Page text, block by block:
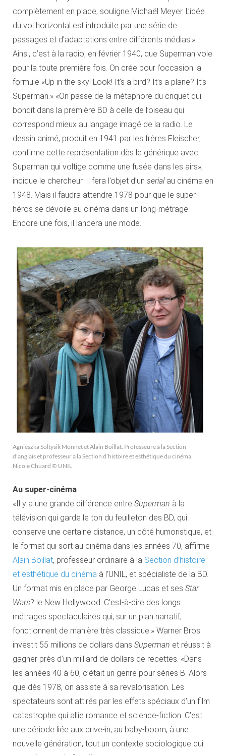
complètement en place, souligne Michaël Meyer. L’idée
du vol horizontal est introduite par une série de
passages et d’adaptations entre différents médias.»
Ainsi, c’est à la radio, en février 1940, que Superman vole
pour la toute première fois. On crée pour l’occasion la
formule «Up in the sky! Look! It’s a bird? It’s a plane? It’s
Superman.» «On passe de la métaphore du criquet qui
bondit dans la première BD à celle de l’oiseau qui
correspond mieux au langage imagé de la radio. Le
dessin animé, produit en 1941 par les frères Fleischer,
confirme cette représentation dès le générique avec
Superman qui voltige comme une fusée dans les airs»,
indique le chercheur. Il fera l’objet d’un serialau cinéma en
1948. Mais il faudra attendre 1978 pour que le super-
héros se dévoile au cinéma dans un long-métrage.
Encore une fois, il lancera une mode.
Agnieszka Soltysik Monnet et Alain Boillat. Professeure à la Section
d’anglais et professeur à la Section d’histoire et esthétique du cinéma.
Nicole Chuard © UNIL
Au super-cinéma
«Il y a une grande différence entre Superman à la
télévision qui garde le ton du feuilleton des BD, qui
conserve une certaine distance, un côté humoristique, et
le format qui sort au cinéma dans les années 70, affirme
Alain Boillat, professeur ordinaire à la Section d’histoire
et esthétique du cinéma à l’UNIL, et spécialiste de la BD.
Un format mis en place par George Lucas et ses Star
Wars? le New Hollywood. C’est-à-dire des longs
métrages spectaculaires qui, sur un plan narratif,
fonctionnent de manière très classique.» Warner Bros
investit 55 millions de dollars dans Superman et réussit à
gagner près d’un milliard de dollars de recettes. «Dans
les années 40 à 60, c’était un genre pour séries B. Alors
que dès 1978, on assiste à sa revalorisation. Les
spectateurs sont attirés par les effets spéciaux d’un film
catastrophe qui allie romance et science-fiction. C’est
une période liée aux drive-in, au baby-boom, à une
nouvelle génération, tout un contexte sociologique qui